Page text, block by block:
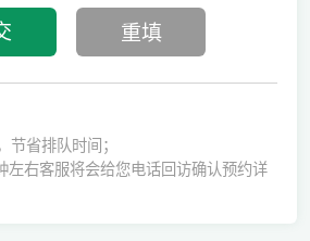
节省排队时间；
左右客服将会给您电话回访确认预约详